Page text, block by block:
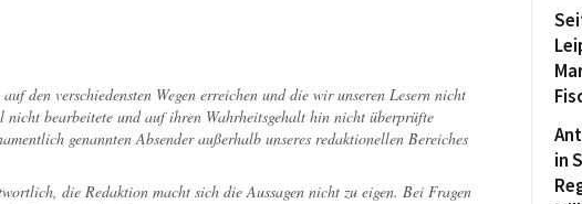
Eichhorn.
den verschiedensten Wegen erreichen und die wir unseren Lesern nicht
bearbeitete und auf ihren Wahrheitsgehalt hin nicht überprüfte
genannten Absender außerhalb unseres redaktionellen Bereiches
die Redaktion macht sich die Aussagen nicht zu eigen. Bei Fragen
in